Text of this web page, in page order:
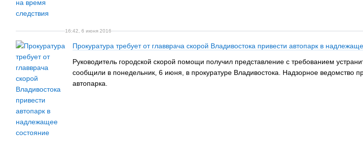
16:42, 6 июня 2016
Прокуратура требует от главврача скорой Владивостока привести автопарк в
Руководитель городской скорой помощи получил представление с требованием
сообщили в понедельник, 6 июня, в прокуратуре Владивостока. Надзорное ведомство
автопарка.